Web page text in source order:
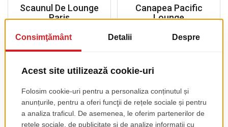
Scaunul De Lounge
Paris
pret de lista
70.00 EUR+ TVA
Canapea Pacific
Lounge
pret de lista
Fotoliu Pacific
Lounge
Scaun Oia